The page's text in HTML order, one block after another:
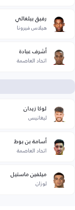
رفيق بيلغالي
هيلاس فيرونا
أشرف عبادة
اتحاد العاصمة
لوكا زيدان
ليغانيس
أسامة بن بوط
اتحاد العاصمة
ميلفين ماستيل
لوزان